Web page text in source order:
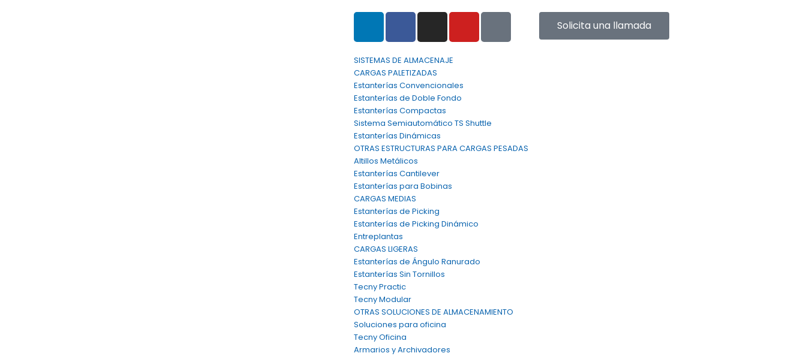
Solicita una llamada
SISTEMAS DE ALMACENAJE
CARGAS PALETIZADAS
Estanterías Convencionales
Estanterías de Doble Fondo
Estanterías Compactas
Sistema Semiautomático TS Shuttle
Estanterías Dinámicas
OTRAS ESTRUCTURAS PARA CARGAS PESADAS
Altillos Metálicos
Estanterías Cantilever
Estanterías para Bobinas
CARGAS MEDIAS
Estanterías de Picking
Estanterías de Picking Dinámico
Entreplantas
CARGAS LIGERAS
Estanterías de Ángulo Ranurado
Estanterías Sin Tornillos
Tecny Practic
Tecny Modular
OTRAS SOLUCIONES DE ALMACENAMIENTO
Soluciones para oficina
Tecny Oficina
Armarios y Archivadores